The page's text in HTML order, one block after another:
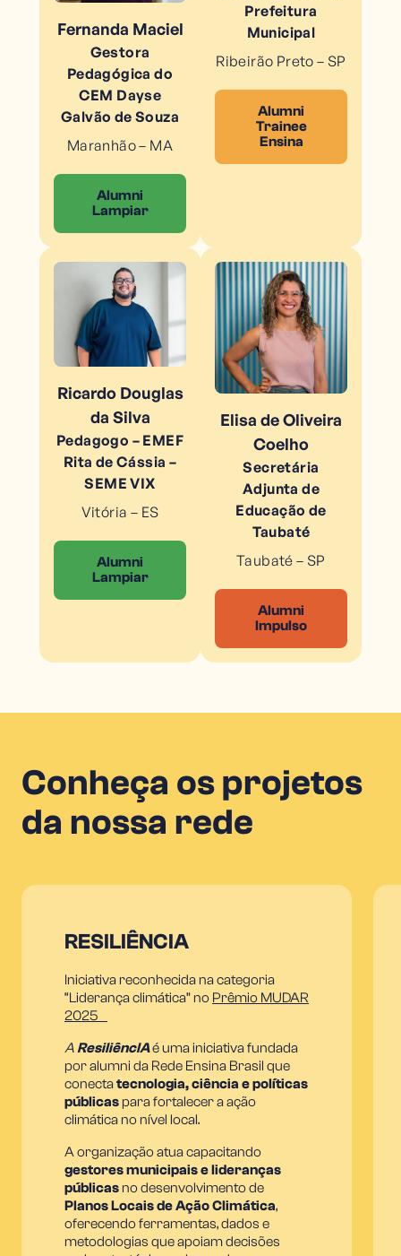
Fernanda Maciel
Gestora
Pedagógica do
CEM Dayse
Galvão de Souza
Maranhão – MA
Alumni
Lampiar
Prefeitura
Municipal
Ribeirão Preto – SP
Alumni
Trainee
Ensina
Ricardo Douglas
da Silva
Pedagogo – EMEF
Rita de Cássia –
SEME VIX
Vitória – ES
Alumni
Lampiar
Elisa de Oliveira
Coelho
Secretária
Adjunta de
Educação de
Taubaté
Taubaté – SP
Alumni
Impulso
Conheça os projetos
da nossa rede
RESILIÊNCIA
Iniciativa reconhecida na categoria
“Liderança climática” no Prêmio MUDAR
2025
AResiliêncIAé uma iniciativa fundada
por alumni da Rede Ensina Brasil que
conectatecnologia, ciência e políticas
públicaspara fortalecer a ação
climática no nível local.
A organização atua capacitando
gestores municipais e lideranças
públicasno desenvolvimento de
Planos Locais de Ação Climática,
oferecendo ferramentas, dados e
metodologias que apoiam decisões